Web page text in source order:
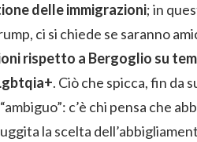
delle immigrazioni; in
ci si chiede se saranno
rispetto a Bergoglio su
. Ciò che spicca, fin da
c’è chi pensa che
la scelta